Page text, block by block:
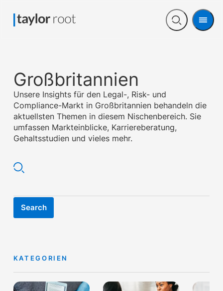
Open
Menu
Großbritannien
Unsere Insights für den Legal-, Risk- und
Compliance-Markt in Großbritannien behandeln die
aktuellsten Themen in diesem Nischenbereich. Sie
umfassen Markteinblicke, Karriereberatung,
Gehaltsstudien und vieles mehr.
Search
KATEGORIEN